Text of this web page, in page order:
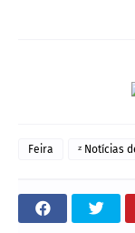
Feira ᶻ Notícias